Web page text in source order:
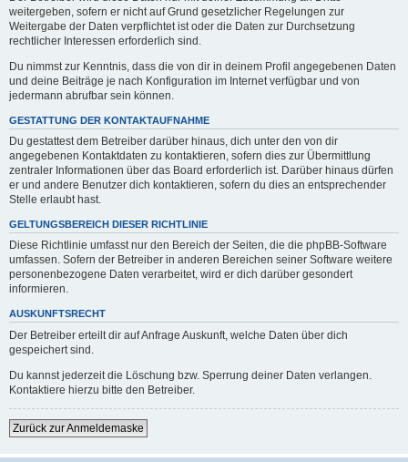
weitergeben, sofern er nicht auf Grund gesetzlicher Regelungen zur
Weitergabe der Daten verpflichtet ist oder die Daten zur Durchsetzung
rechtlicher Interessen erforderlich sind.
Du nimmst zur Kenntnis, dass die von dir in deinem Profil angegebenen Daten
und deine Beiträge je nach Konfiguration im Internet verfügbar und von
jedermann abrufbar sein können.
GESTATTUNG DER KONTAKTAUFNAHME
Du gestattest dem Betreiber darüber hinaus, dich unter den von dir
angegebenen Kontaktdaten zu kontaktieren, sofern dies zur Übermittlung
zentraler Informationen über das Board erforderlich ist. Darüber hinaus dürfen
er und andere Benutzer dich kontaktieren, sofern du dies an entsprechender
Stelle erlaubt hast.
GELTUNGSBEREICH DIESER RICHTLINIE
Diese Richtlinie umfasst nur den Bereich der Seiten, die die phpBB-Software
umfassen. Sofern der Betreiber in anderen Bereichen seiner Software weitere
personenbezogene Daten verarbeitet, wird er dich darüber gesondert
informieren.
AUSKUNFTSRECHT
Der Betreiber erteilt dir auf Anfrage Auskunft, welche Daten über dich
gespeichert sind.
Du kannst jederzeit die Löschung bzw. Sperrung deiner Daten verlangen.
Kontaktiere hierzu bitte den Betreiber.
Zurück zur Anmeldemaske